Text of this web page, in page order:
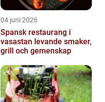
04 juni 2026
Spansk restaurang i
vasastan levande smaker,
grill och gemenskap